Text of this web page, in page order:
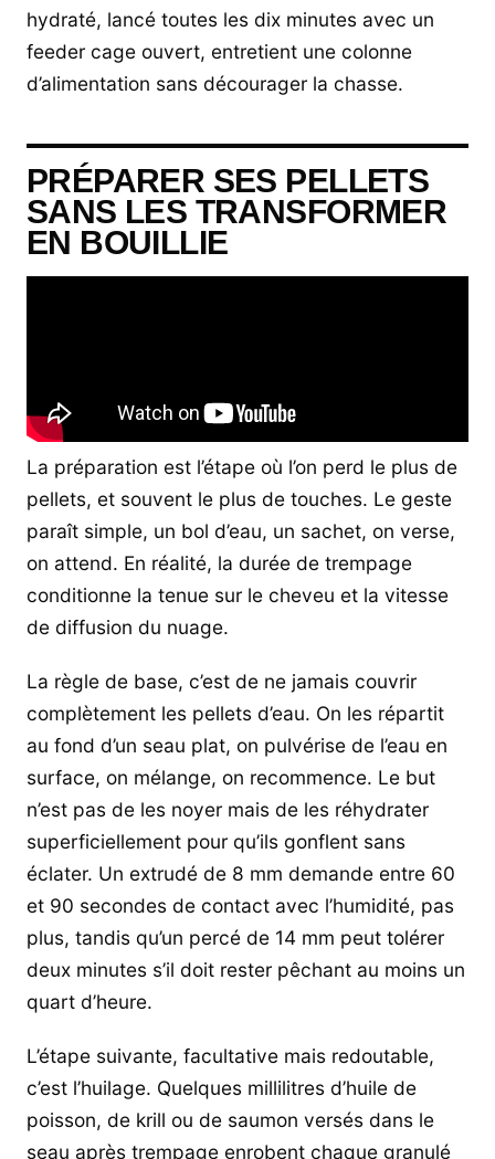
hydraté, lancé toutes les dix minutes avec un
feeder cage ouvert, entretient une colonne
d’alimentation sans décourager la chasse.
PRÉPARER SES PELLETS
SANS LES TRANSFORMER
EN BOUILLIE
La préparation est l’étape où l’on perd le plus de
pellets, et souvent le plus de touches. Le geste
paraît simple, un bol d’eau, un sachet, on verse,
on attend. En réalité, la durée de trempage
conditionne la tenue sur le cheveu et la vitesse
de diffusion du nuage.
La règle de base, c’est de ne jamais couvrir
complètement les pellets d’eau. On les répartit
au fond d’un seau plat, on pulvérise de l’eau en
surface, on mélange, on recommence. Le but
n’est pas de les noyer mais de les réhydrater
superficiellement pour qu’ils gonflent sans
éclater. Un extrudé de 8 mm demande entre 60
et 90 secondes de contact avec l’humidité, pas
plus, tandis qu’un percé de 14 mm peut tolérer
deux minutes s’il doit rester pêchant au moins un
quart d’heure.
L’étape suivante, facultative mais redoutable,
c’est l’huilage. Quelques millilitres d’huile de
poisson, de krill ou de saumon versés dans le
seau après trempage enrobent chaque granulé